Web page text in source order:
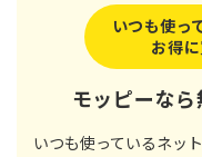
いつも使っ
お得
モッピーな
いつも使っているネッ